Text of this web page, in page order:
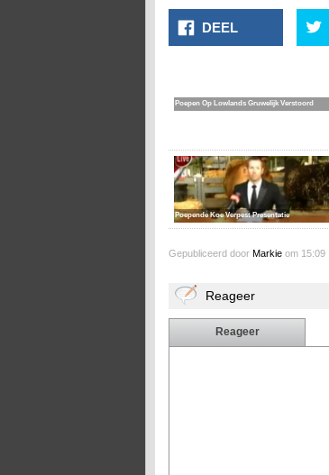
DEEL
Poepen Op Lowlands Gruwelijk Verstoord
Poepende Koe Verpest Presentatie
Gepubliceerd door Markie om 15:09
Reageer
Reageer